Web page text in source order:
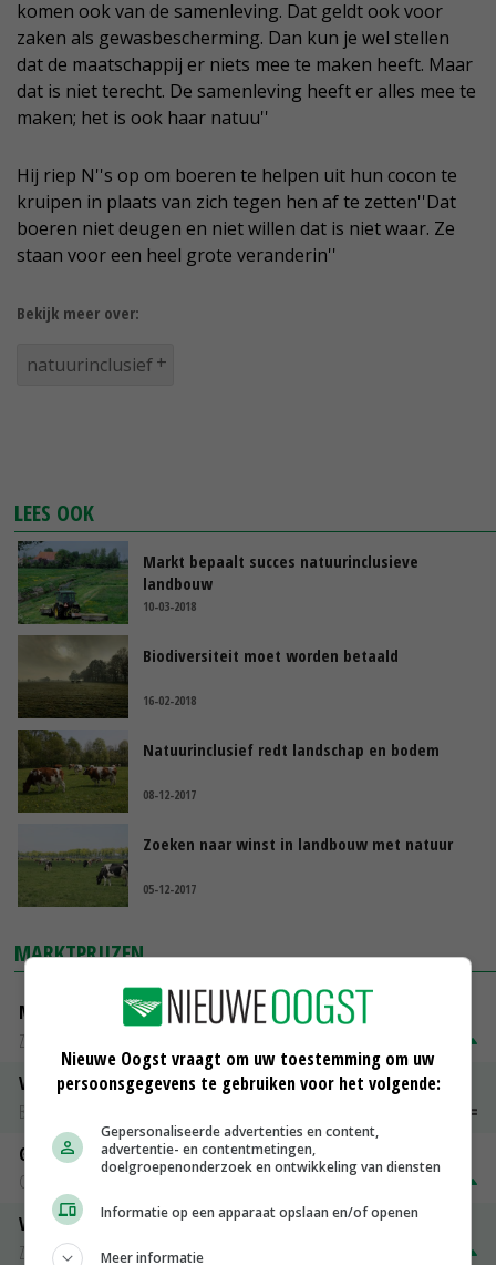
komen ook van de samenleving. Dat geldt ook voor
zaken als gewasbescherming. Dan kun je wel stellen
dat de maatschappij er niets mee te maken heeft. Maar
dat is niet terecht. De samenleving heeft er alles mee te
maken; het is ook haar natuu''
Hij riep N''s op om boeren te helpen uit hun cocon te
kruipen in plaats van zich tegen hen af te zetten''Dat
boeren niet deugen en niet willen dat is niet waar. Ze
staan voor een heel grote veranderin''
Bekijk meer over:
natuurinclusief
LEES OOK
Markt bepaalt succes natuurinclusieve
landbouw
10-03-2018
Biodiversiteit moet worden betaald
16-02-2018
Natuurinclusief redt landschap en bodem
08-12-2017
Zoeken naar winst in landbouw met natuur
05-12-2017
MARKTPRIJZEN
Magere melkpoeder
Zuivel NL
Vleeskuikens 2001-2600 gr
Barneveld
Gerst
Groningen
€ 197,00
Volle melkpoeder
Zuivel NL
Nieuwe Oogst vraagt om uw toestemming om uw
persoonsgegevens te gebruiken voor het volgende:
Gepersonaliseerde advertenties en content,
advertentie- en contentmetingen,
doelgroepenonderzoek en ontwikkeling van diensten
Informatie op een apparaat opslaan en/of openen
Meer informatie